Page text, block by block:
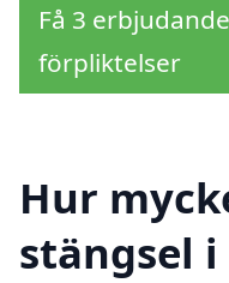
Få 3
förpliktelser
Hur
stängsel i